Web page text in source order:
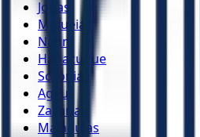
Jonas
Miquéias
Naum
Habacuque
Sofonias
Ageu
Zacarias
Malaquias